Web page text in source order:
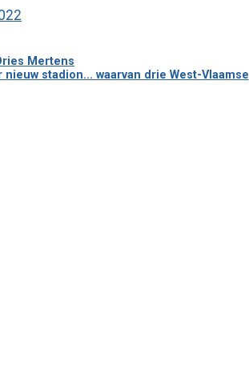
Mertens
stadion... waarvan drie West-Vlaamse